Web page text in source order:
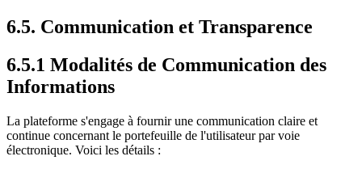
6.5. Communication et Transparence
6.5.1 Modalités de Communication des
Informations
La plateforme s'engage à fournir une communication claire et
continue concernant le portefeuille de l'utilisateur par voie
électronique. Voici les détails :